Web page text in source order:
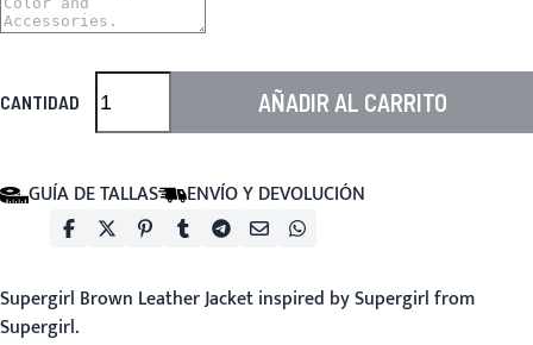
CANTIDAD AÑADIR AL CARRITO
GUÍA DE TALLAS ENVÍO Y DEVOLUCIÓN
Supergirl Brown Leather Jacket inspired by Supergirl from
Supergirl.